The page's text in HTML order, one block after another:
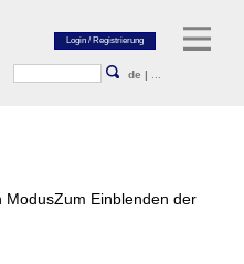
de |
ModusZum Einblenden der